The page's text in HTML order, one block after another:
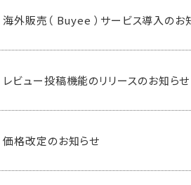
海外販売（ Buyee ）サービス導入のお
レビュー投稿機能のリリースのお知らせ
価格改定のお知らせ